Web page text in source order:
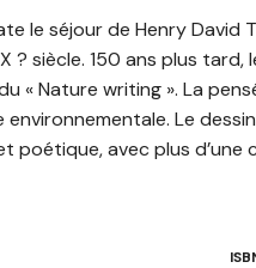
le séjour de Henry David
? siècle. 150 ans plus
« Nature writing ». La
environnementale. Le
poétique, avec plus d’une